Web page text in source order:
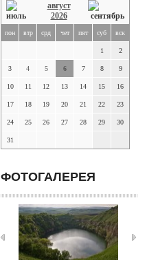
август
2026
пон втр срд чет пят суб вск
1 2
3 4 5 6 7 8 9
10 11 12 13 14 15 16
17 18 19 20 21 22 23
24 25 26 27 28 29 30
31
ФОТОГАЛЕРЕЯ